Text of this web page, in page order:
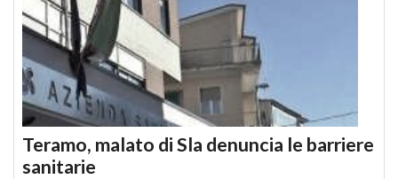
Teramo, malato di Sla denuncia le barriere
sanitarie